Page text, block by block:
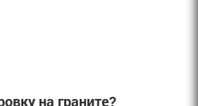
на граните?